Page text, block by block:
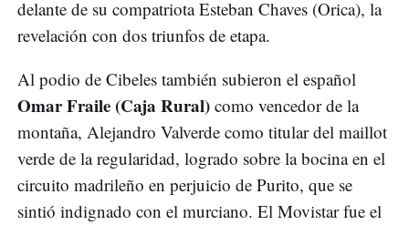
delante de su compatriota Esteban Chaves (Orica), la
revelación con dos triunfos de etapa.
Al podio de Cibeles también subieron el español
Omar Fraile (Caja Rural) como vencedor de la
montaña, Alejandro Valverde como titular del maillot
verde de la regularidad, logrado sobre la bocina en el
circuito madrileño en perjuicio de Purito, que se
sintió indignado con el murciano. El Movistar fue el